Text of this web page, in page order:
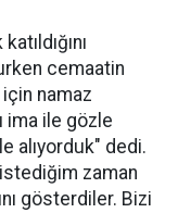
cemaatin
namaz
ima ile gözle
alıyorduk" dedi.
zaman
gösterdiler. Bizi